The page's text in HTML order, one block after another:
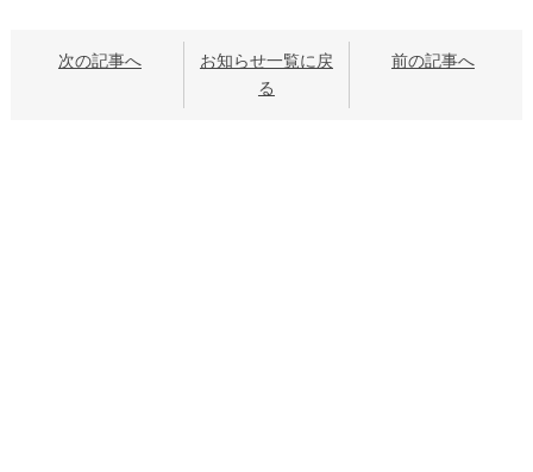
次の記事へ
お知らせ一覧に戻
る
前の記事へ